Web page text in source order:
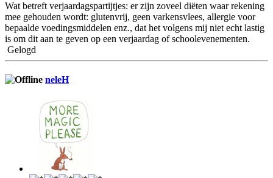
Wat betreft verjaardagspartijtjes: er zijn zoveel diëten waar rekening
mee gehouden wordt: glutenvrij, geen varkensvlees, allergie voor
bepaalde voedingsmiddelen enz., dat het volgens mij niet echt lastig
is om dit aan te geven op een verjaardag of schoolevenementen.
Gelogd
neleH